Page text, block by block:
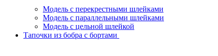
Модель с перекрестными шлейками
Модель с параллельными шлейками
Модель с цельной шлейкой
Тапочки из бобра с бортами